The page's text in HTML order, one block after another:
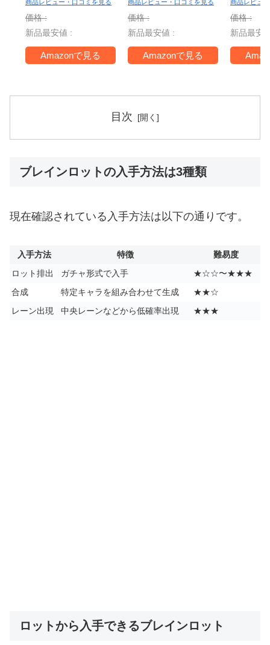
商品レビュー・口コミを見る
価格 :
新品最安値 :
Amazonで見る
商品レビュー・口コミを見る
価格 :
新品最安値 :
Amazonで見る
Switch
＋ ジャ
TV -
商品レビュ
価格 :
新品最安
目次
ブレインロットの入手方法は3種類
現在確認されている入手方法は以下の通りです。
入手方法 特徴
難易度
ロット排出
ガチャ形式で入手
★☆☆〜★★★
合成
特定キャラを組み合わせて生成
★★☆
レーン出現
中央レーンなどから低確率出現 ★★★
ロットから入手できるブレインロット